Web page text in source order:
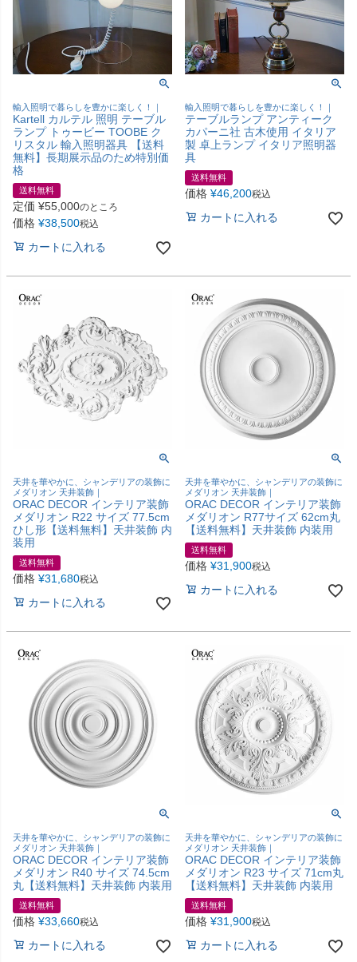
輸入照明で暮らしを豊かに楽しく！｜
Kartell カルテル 照明 テーブル
ランプ トゥービー TOOBE ク
リスタル 輸入照明器具 【送料
無料】長期展示品のため特別価
格
送料無料
定価 ¥55,000のところ
価格 ¥38,500税込
カートに入れる
輸入照明で暮らしを豊かに楽しく！｜
テーブルランプ アンティーク
カパーニ社 古木使用 イタリア
製 卓上ランプ イタリア照明器
具
送料無料
価格 ¥46,200税込
カートに入れる
天井を華やかに、シャンデリアの装飾に
メダリオン 天井装飾｜
ORAC DECOR インテリア装飾
メダリオン R22 サイズ 77.5cm
ひし形【送料無料】天井装飾 内
装用
送料無料
価格 ¥31,680税込
カートに入れる
天井を華やかに、シャンデリアの装飾に
メダリオン 天井装飾｜
ORAC DECOR インテリア装飾
メダリオン R77サイズ 62cm丸
【送料無料】天井装飾 内装用
送料無料
価格 ¥31,900税込
カートに入れる
天井を華やかに、シャンデリアの装飾に
メダリオン 天井装飾｜
ORAC DECOR インテリア装飾
メダリオン R40 サイズ 74.5cm
丸【送料無料】天井装飾 内装用
送料無料
価格 ¥33,660税込
カートに入れる
天井を華やかに、シャンデリアの装飾に
メダリオン 天井装飾｜
ORAC DECOR インテリア装飾
メダリオン R23 サイズ 71cm丸
【送料無料】天井装飾 内装用
送料無料
価格 ¥31,900税込
カートに入れる